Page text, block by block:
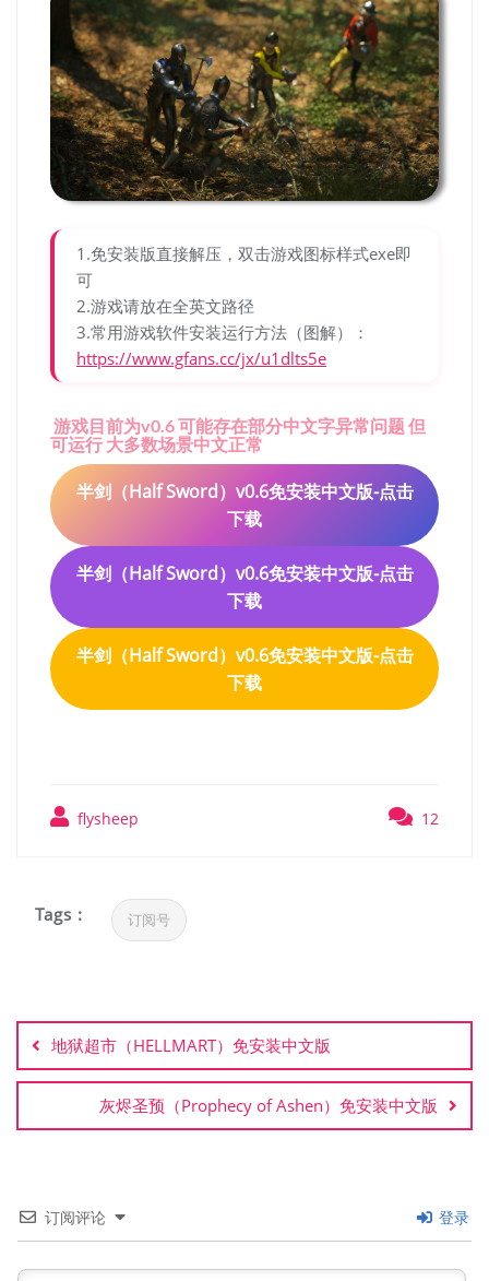
1.免安装版直接解压，双击游戏图标样式exe即
可
2.游戏请放在全英文路径
3.常用游戏软件安装运行方法（图解）：
https://www.gfans.cc/jx/u1dlts5e
游戏目前为v0.6 可能存在部分中文字异常问题 但
可运行 大多数场景中文正常
半剑（Half Sword）v0.6免安装中文版-点击
下载
半剑（Half Sword）v0.6免安装中文版-点击
下载
半剑（Half Sword）v0.6免安装中文版-点击
下载
flysheep 12
Tags : 订阅号
章
导
航
地狱超市（HELLMART）免安装中文版
灰烬圣预（Prophecy of Ashen）免安装中文版
订阅评论 登录